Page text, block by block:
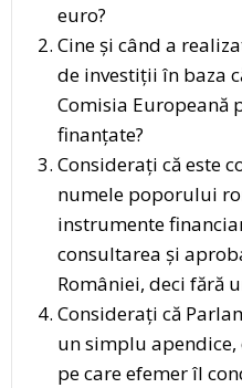
euro?
Cine și când a
de investiții în baza
Comisia Europeană
finanțate?
Considerați că este
numele poporului
instrumente
consultarea și
României, deci fără
Considerați că
un simplu
pe care efemer îl